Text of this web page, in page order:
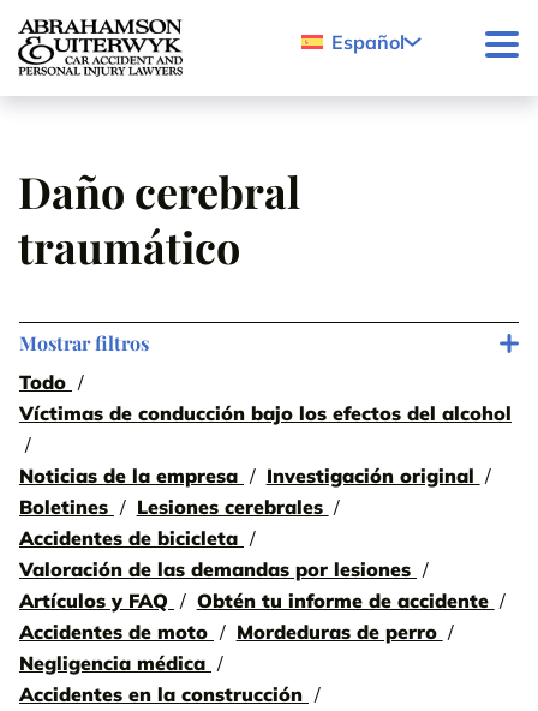
Skip to content
Español
Daño cerebral
traumático
Mostrar filtros
Todo
Víctimas de conducción bajo los efectos del alcohol
Noticias de la empresa
Investigación original
Boletines
Lesiones cerebrales
Accidentes de bicicleta
Valoración de las demandas por lesiones
Artículos y FAQ
Obtén tu informe de accidente
Accidentes de moto
Mordeduras de perro
Negligencia médica
Accidentes en la construcción